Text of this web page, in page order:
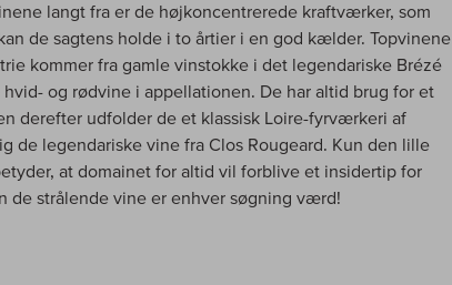
langt fra er de højkoncentrerede kraftværker, som
de sagtens holde i to årtier i en god kælder. Topvinene
kommer fra gamle vinstokke i det legendariske Brézé
og rødvine i appellationen. De har altid brug for et
derefter udfolder de et klassisk Loire-fyrværkeri af
de legendariske vine fra Clos Rougeard. Kun den lille
at domainet for altid vil forblive et insidertip for
de strålende vine er enhver søgning værd!